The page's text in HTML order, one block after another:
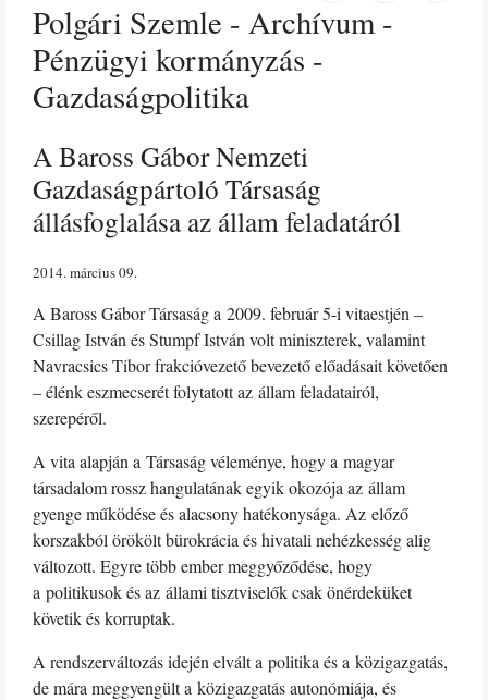
Polgári Szemle - Archívum -
Pénzügyi kormányzás -
Gazdaságpolitika
A Baross Gábor Nemzeti
Gazdaságpártoló Társaság
állásfoglalása az állam feladatáról
2014. március 09
A Baross Gábor Társaság a 2009. február 5-i vitaestjén –
Csillag István és Stumpf István volt miniszterek, valamint
Navracsics Tibor frakcióvezető bevezető előadásait követően
– élénk eszmecserét folytatott az állam feladatairól,
szerepéről.
A vita alapján a Társaság véleménye, hogy a magyar
társadalom rossz hangulatának egyik okozója az állam
gyenge működése és alacsony hatékonysága. Az előző
korszakból örökölt bürokrácia és hivatali nehézkesség alig
változott. Egyre több ember meggyőződése, hogy
a politikusok és az állami tisztviselők csak önérdeküket
követik és korruptak.
A rendszerváltozás idején elvált a politika és a közigazgatás,
de mára meggyengült a közigazgatás autonómiája, és